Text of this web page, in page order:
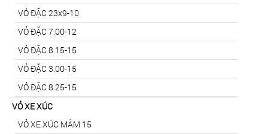
VỎ ĐẶC 23x9-10
VỎ ĐẶC 7.00-12
VỎ ĐẶC 8.15-15
VỎ ĐẶC 3.00-15
VỎ ĐẶC 8.25-15
VỎ XE XÚC
VỎ XE XÚC MÂM 15